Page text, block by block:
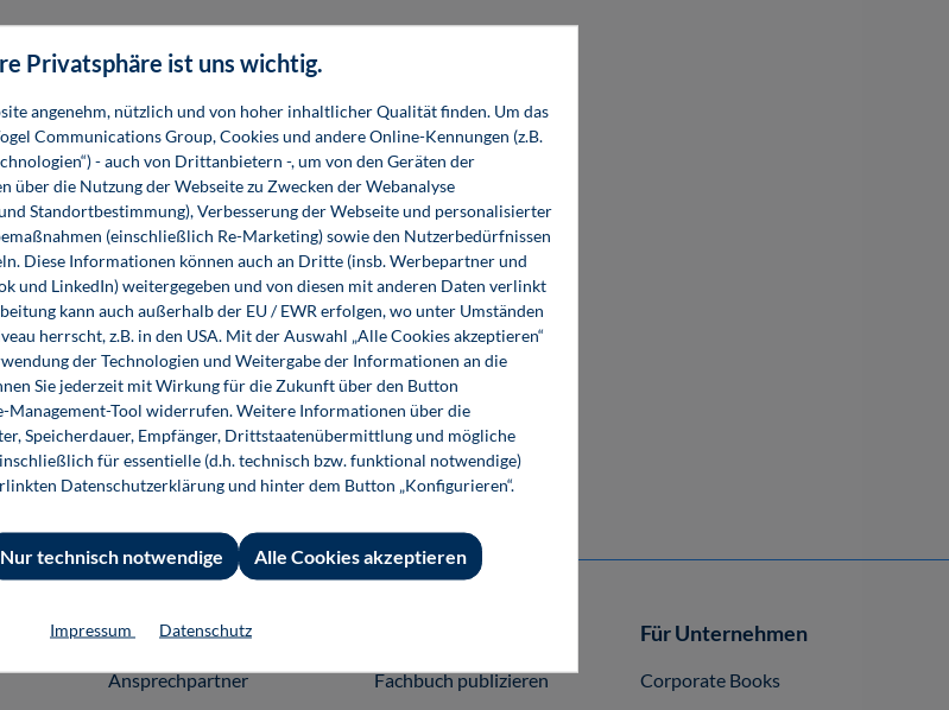
Shop-Service
Ansprechpartner
Fachbuch publizieren
Für Unternehmen
Corporate Books
Privatsphäre ist uns wichtig.
angenehm, nützlich und von hoher inhaltlicher Qualität finden. Um das
Communications Group, Cookies und andere Online-Kennungen (z.B.
- auch von Drittanbietern -, um von den Geräten der
über die Nutzung der Webseite zu Zwecken der Webanalyse
Standortbestimmung), Verbesserung der Webseite und personalisierter
(einschließlich Re-Marketing) sowie den Nutzerbedürfnissen
Diese Informationen können auch an Dritte (insb. Werbepartner und
und LinkedIn) weitergegeben und von diesen mit anderen Daten verlinkt
kann auch außerhalb der EU / EWR erfolgen, wo unter Umständen
herrscht, z.B. in den USA. Mit der Auswahl „Alle Cookies akzeptieren“
der Technologien und Weitergabe der Informationen an die
Sie jederzeit mit Wirkung für die Zukunft über den Button
Management-Tool widerrufen. Weitere Informationen über die
Speicherdauer, Empfänger, Drittstaatenübermittlung und mögliche
für essentielle (d.h. technisch bzw. funktional notwendige)
Datenschutzerklärung und hinter dem Button „Konfigurieren“.
Nur technisch notwendige Alle Cookies akzeptieren
Impressum Datenschutz